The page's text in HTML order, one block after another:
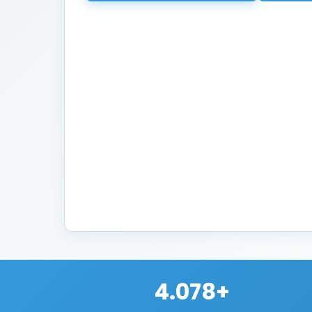
4.078+